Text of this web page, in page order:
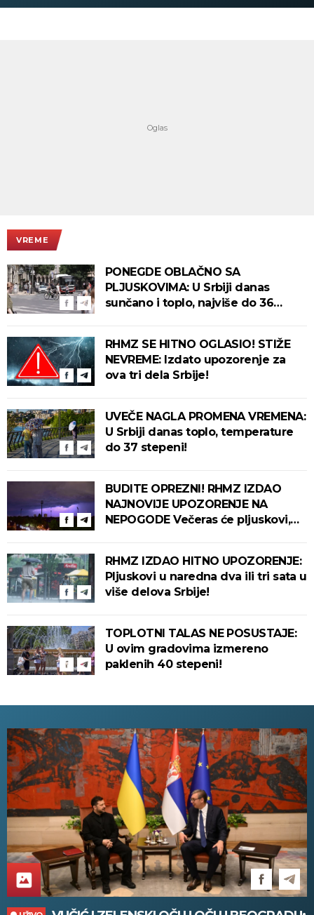
VREME
PONEGDE OBLAČNO SA
PLJUSKOVIMA: U Srbiji danas
sunčano i toplo, najviše do 36
RHMZ SE HITNO OGLASIO! STIŽE
NEVREME: Izdato upozorenje za
ova tri dela Srbije!
UVEČE NAGLA PROMENA VREMENA:
U Srbiji danas toplo, temperature
do 37 stepeni!
BUDITE OPREZNI! RHMZ IZDAO
NAJNOVIJE UPOZORENJE NA
NEPOGODE Večeras će pljuskovi,
RHMZ IZDAO HITNO UPOZORENJE:
Pljuskovi u naredna dva ili tri sata u
više delova Srbije!
TOPLOTNI TALAS NE POSUSTAJE:
U ovim gradovima izmereno
paklenih 40 stepeni!